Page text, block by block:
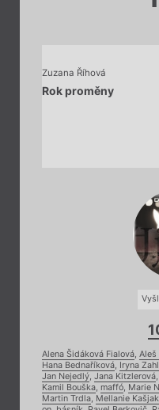
Zuzana Říhová
Rok proměny
Alena Šidáková Fialová, Aleš
Hana Bednaříková, Iryna
Jan Nejedlý, Jana Kitzlerová,
Kamil Bouška, maffó, Marie
Martin Trdla, Mellanie Kašjak